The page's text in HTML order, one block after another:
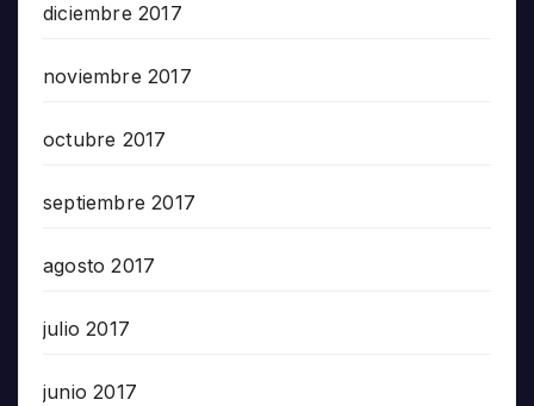
diciembre 2017
noviembre 2017
octubre 2017
septiembre 2017
agosto 2017
julio 2017
junio 2017